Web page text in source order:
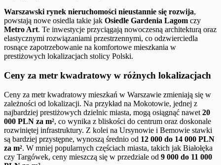
Warszawski rynek nieruchomości nieustannie się rozwija,
powstają nowe osiedla takie jak Osiedle Gardenia Lagom czy
Metro Art. Te inwestycje przyciągają nowoczesną architekturą oraz
elastycznymi rozwiązaniami przestrzennymi, co odzwierciedla
rosnące zapotrzebowanie na komfortowe mieszkania w
prestiżowych lokalizacjach stolicy Polski.
Ceny za metr kwadratowy w różnych lokalizacjach
Ceny za metr kwadratowy mieszkań w Warszawie zmieniają się w
zależności od lokalizacji. Na przykład na Mokotowie, jednej z
najbardziej prestiżowych dzielnic miasta, mogą osiągnąć nawet 20
000 PLN za m², co wynika z bliskości do centrum oraz doskonale
rozwiniętej infrastruktury. Z kolei na Ursynowie i Bemowie stawki
są bardziej przystępne, wynoszą średnio od 12 000 do 14 000 PLN
za m². W mniej popularnych częściach miasta, takich jak Białołęka
czy Targówek, ceny mieszczą się w przedziale od 9 000 do 11 000